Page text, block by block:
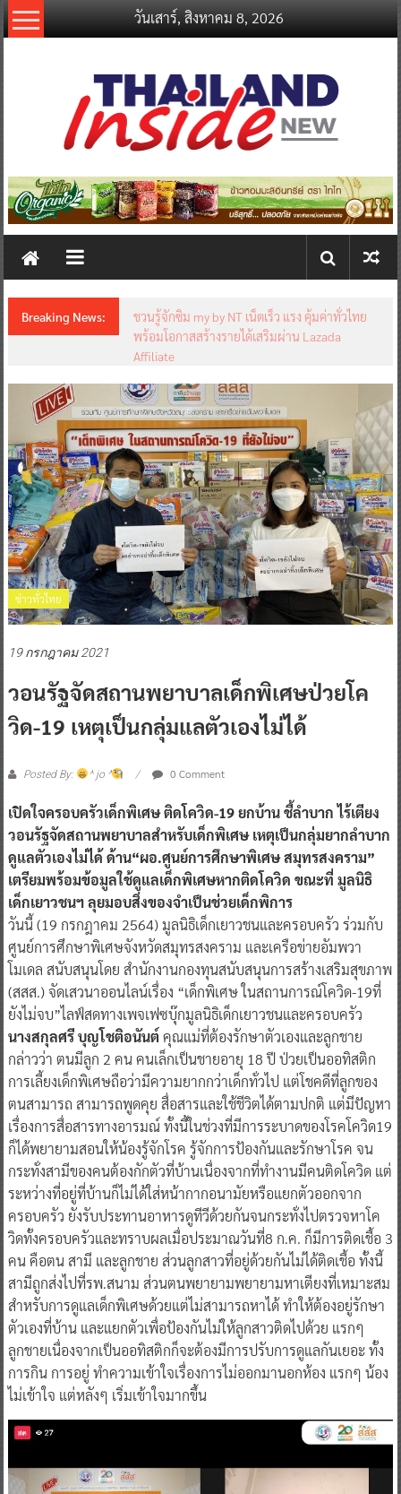
Skip
to
วันเสาร์, สิงหาคม 8, 2026
thailandinsidenew.com
Thailand
New
Breaking News:
ชวนรู้จักซิม my by NT เน็ตเร็ว แรง คุ้มค่าทั่วไทย
พร้อมโอกาสสร้างรายได้เสริมผ่าน Lazada
Affiliate
ข่าวทั่วไทย
19 กรกฎาคม 2021
วอนรัฐจัดสถานพยาบาลเด็กพิเศษป่วยโค
วิด-19 เหตุเป็นกลุ่มแลตัวเองไม่ได้
Posted By: ^ jo ^ 0 Comment
เปิดใจครอบครัวเด็กพิเศษ ติดโควิด-19 ยกบ้าน ชี้ลำบาก ไร้เตียง
วอนรัฐจัดสถานพยาบาลสำหรับเด็กพิเศษ เหตุเป็นกลุ่มยากลำบาก
ดูแลตัวเองไม่ได้ ด้าน“ผอ.ศูนย์การศึกษาพิเศษ สมุทรสงคราม”
เตรียมพร้อมข้อมูลใช้ดูแลเด็กพิเศษหากติดโควิด ขณะที่ มูลนิธิ
เด็กเยาวชนฯ ลุยมอบสิ่งของจำเป็นช่วยเด็กพิการ
วันนี้ (19 กรกฎาคม 2564) มูลนิธิเด็กเยาวชนและครอบครัว ร่วมกับ
ศูนย์การศึกษาพิเศษจังหวัดสมุทรสงคราม และเครือข่ายอัมพวา
โมเดล สนับสนุนโดย สำนักงานกองทุนสนับสนุนการสร้างเสริมสุขภาพ
(สสส.) จัดเสวนาออนไลน์เรื่อง “เด็กพิเศษ ในสถานการณ์โควิด-19ที่
ยังไม่จบ”ไลฟ์สดทางเพจเฟซบุ๊กมูลนิธิเด็กเยาวชนและครอบครัว
นางสกุลศรี บุญโชติอนันต์ คุณแม่ที่ต้องรักษาตัวเองและลูกชาย
กล่าวว่า ตนมีลูก 2 คน คนเล็กเป็นชายอายุ 18 ปี ป่วยเป็นออทิสติก
การเลี้ยงเด็กพิเศษถือว่ามีความยากกว่าเด็กทั่วไป แต่โชคดีที่ลูกของ
ตนสามารถ สามารถพูดคุย สื่อสารและใช้ชีวิตได้ตามปกติ แต่มีปัญหา
เรื่องการสื่อสารทางอารมณ์ ทั้งนี้ในช่วงที่มีการระบาดของโรคโควิด19
ก็ได้พยายามสอนให้น้องรู้จักโรค รู้จักการป้องกันและรักษาโรค จน
กระทั่งสามีของคนต้องกักตัวที่บ้านเนื่องจากที่ทำงานมีคนติดโควิด แต่
ระหว่างที่อยู่ที่บ้านก็ไม่ได้ใส่หน้ากากอนามัยหรือแยกตัวออกจาก
ครอบครัว ยังรับประทานอาหารดูทีวีด้วยกันจนกระทั่งไปตรวจหาโค
วิดทั้งครอบครัวและทราบผลเมื่อประมาณวันที่8 ก.ค. ก็มีการติดเชื้อ 3
คน คือตน สามี และลูกชาย ส่วนลูกสาวที่อยู่ด้วยกันไม่ได้ติดเชื้อ ทั้งนี้
สามีถูกส่งไปที่รพ.สนาม ส่วนตนพยายามพยายามหาเตียงที่เหมาะสม
สำหรับการดูแลเด็กพิเศษด้วยแต่ไม่สามารถหาได้ ทำให้ต้องอยู่รักษา
ตัวเองที่บ้าน และแยกตัวเพื่อป้องกันไม่ให้ลูกสาวติดไปด้วย แรกๆ
ลูกชายเนื่องจากเป็นออทิสติกก็จะต้องมีการปรับการดูแลกันเยอะ ทั้ง
การกิน การอยู่ ทำความเข้าใจเรื่องการไม่ออกมานอกห้อง แรกๆ น้อง
ไม่เข้าใจ แต่หลังๆ เริ่มเข้าใจมากขึ้น